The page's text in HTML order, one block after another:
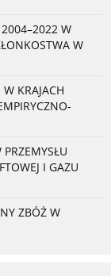
W
W
KRAJACH
I GAZU
ZBÓŻ W